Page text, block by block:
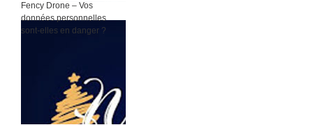
Fency Drone – Vos
données personnelles
sont-elles en danger ?